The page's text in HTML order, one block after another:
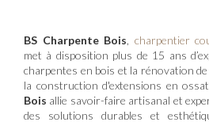
BS Charpente Bois charpentier
met à disposition plus de 15 ans
charpentes en bois et la rénovation
la construction d'extensions en
Bois allie savoir-faire artisanal et
des solutions durables et